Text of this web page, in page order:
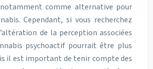
comme alternative pour
Cependant, si vous recherchez
de la perception associées
psychoactif pourrait être plus
il est important de tenir compte des